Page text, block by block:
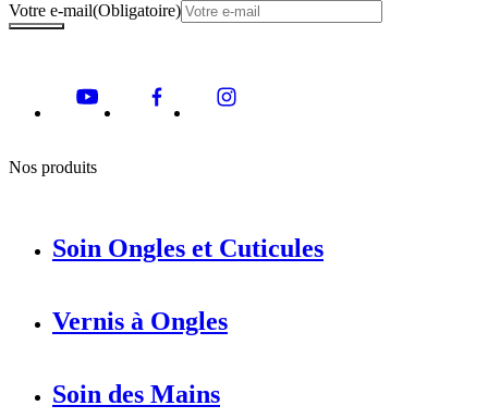
Votre e-mail(Obligatoire)
Nos produits
Soin Ongles et Cuticules
Vernis à Ongles
Soin des Mains